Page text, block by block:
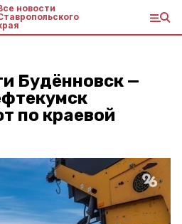
новости
Будённовск —
по краевой